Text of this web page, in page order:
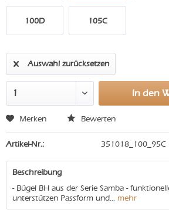
100D 105C
Auswahl zurücksetzen
In den
Merken Bewerten
Artikel-Nr.: 351018_100_95C
Beschreibung
- Bügel BH aus der Serie Samba -
unterstützen Passform und... mehr